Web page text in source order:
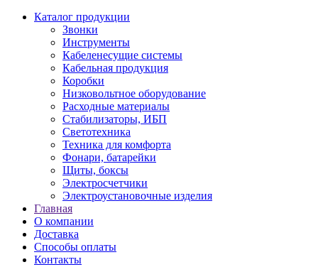
Каталог продукции
Звонки
Инструменты
Кабеленесущие системы
Кабельная продукция
Коробки
Низковольтное оборудование
Расходные материалы
Стабилизаторы, ИБП
Светотехника
Техника для комфорта
Фонари, батарейки
Щиты, боксы
Электросчетчики
Электроустановочные изделия
Главная
О компании
Доставка
Способы оплаты
Контакты